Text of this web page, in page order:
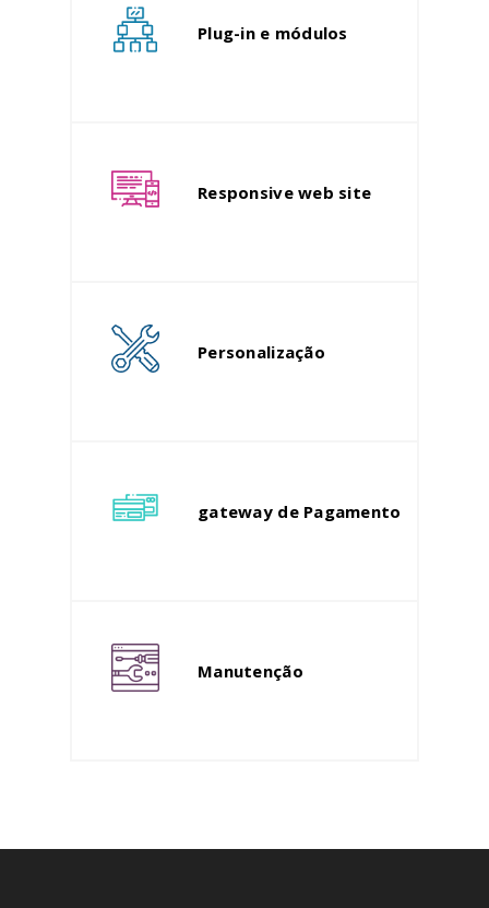
Plug-in e módulos
Responsive web site
Personalização
gateway de Pagamento
Manutenção